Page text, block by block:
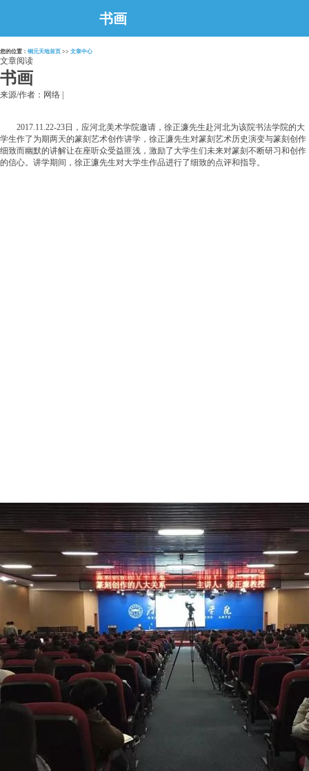
书画
您的位置： 铜元天地首页 >> 文章中心
文章阅读
书画
来源/作者：网络 |
2017.11.22-23日，应河北美术学院邀请，徐正濂先生赴河北为该院书法学院的大
学生作了为期两天的篆刻艺术创作讲学，徐正濂先生对篆刻艺术历史演变与篆刻创作
细致而幽默的讲解让在座听众受益匪浅，激励了大学生们未来对篆刻不断研习和创作
的信心。讲学期间，徐正濂先生对大学生作品进行了细致的点评和指导。